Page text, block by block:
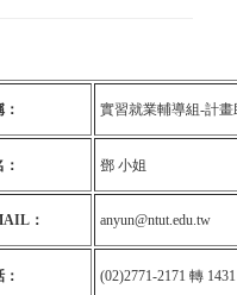
實習就業輔導組-計畫
鄧 小姐
： anyun@ntut.edu.tw
(02)2771-2171 轉 1431